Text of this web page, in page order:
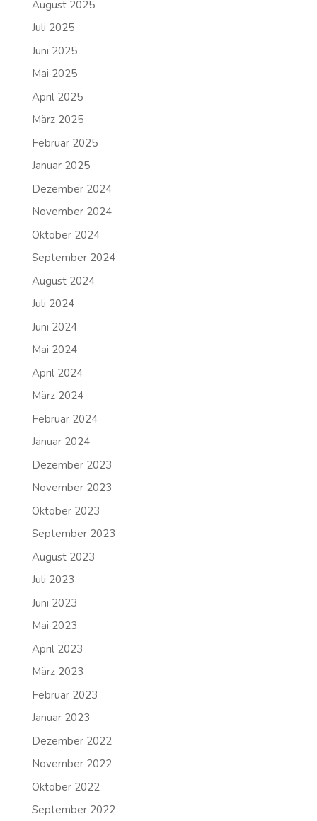
August 2025
Juli 2025
Juni 2025
Mai 2025
April 2025
März 2025
Februar 2025
Januar 2025
Dezember 2024
November 2024
Oktober 2024
September 2024
August 2024
Juli 2024
Juni 2024
Mai 2024
April 2024
März 2024
Februar 2024
Januar 2024
Dezember 2023
November 2023
Oktober 2023
September 2023
August 2023
Juli 2023
Juni 2023
Mai 2023
April 2023
März 2023
Februar 2023
Januar 2023
Dezember 2022
November 2022
Oktober 2022
September 2022